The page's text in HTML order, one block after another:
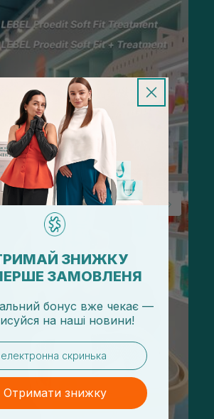
ЗНИЖКУ
ЗАМОВЛЕНЯ
бонус вже чекає —
на наші новини!
Отримати знижку